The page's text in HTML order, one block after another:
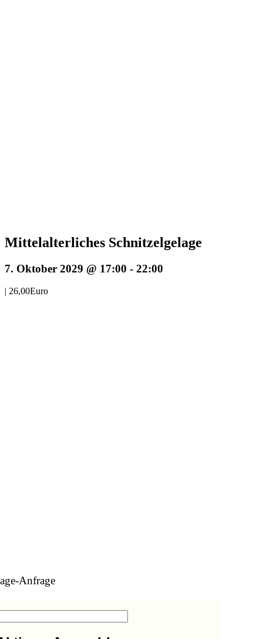
Mittelalterliches Schnitzelgelage
7. Oktober 2029 @ 17:00 - 22:00
| 26,00Euro
Anfrage